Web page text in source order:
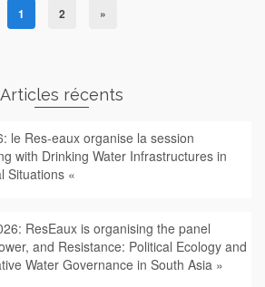
1 2 »
Articles récents
le Res-eaux organise la session
with Drinking Water Infrastructures in
Situations «
ResEaux is organising the panel
and Resistance: Political Ecology and
Water Governance in South Asia »